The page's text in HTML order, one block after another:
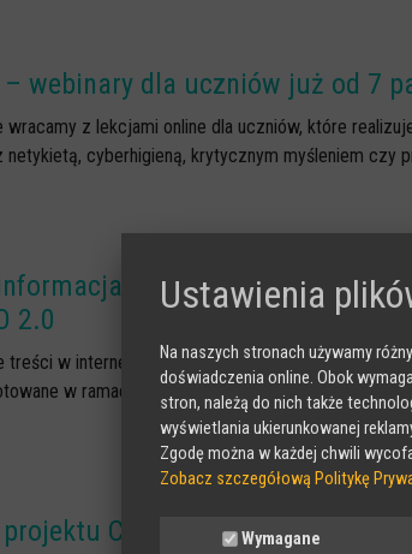
– webinary dla uczniów już od 7
z lekcjami online dla uczniów, które
netykietą, cyberhigieną, krytycznym myśleniem czy
– bezpłatne webinary
2.0
treści w internecie i chronić młodzież przed
w ramach projektu CEDMO 2.0 specjalnie
CYBERspot – czekamy na
Ustawienia
Na naszych stronach używamy
doświadczenia online. Obok
stron, należą do nich także
wyświetlania ukierunkowanej
Zgodę można w każdej chwili
Zobacz szczegółową Politykę
Wymagane